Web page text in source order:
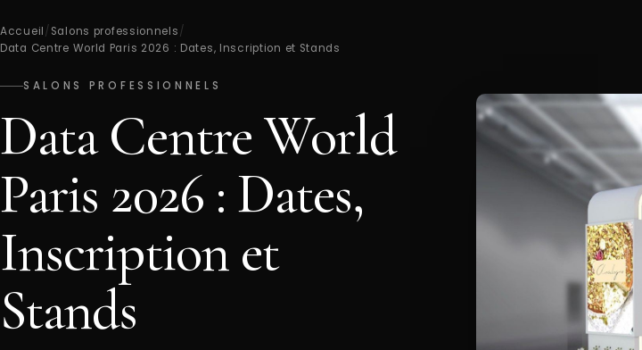
Accueil/ Salons professionnels/
Data Centre World Paris 2026 : Dates, Inscription et Stands
SALONS PROFESSIONNELS
Data Centre World
Paris 2026 : Dates,
Inscription et
Stands